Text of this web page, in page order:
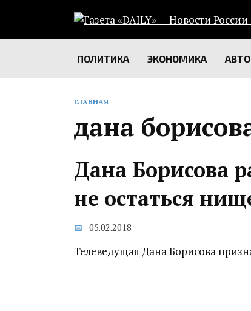
содержанию
ПОЛИТИКА ЭКОНОМИКА АВТО
ГЛАВНАЯ
дана
Дана Борисова
не остаться
05.02.2018
Телеведущая Дана Борисова